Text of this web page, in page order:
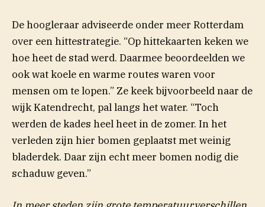
De hoogleraar adviseerde onder meer Rotterdam
over een hittestrategie. “Op hittekaarten keken we
hoe heet de stad werd. Daarmee beoordeelden we
ook wat koele en warme routes waren voor
mensen om te lopen.” Ze keek bijvoorbeeld naar de
wijk Katendrecht, pal langs het water. “Toch
werden de kades heel heet in de zomer. In het
verleden zijn hier bomen geplaatst met weinig
bladerdek. Daar zijn echt meer bomen nodig die
schaduw geven.”